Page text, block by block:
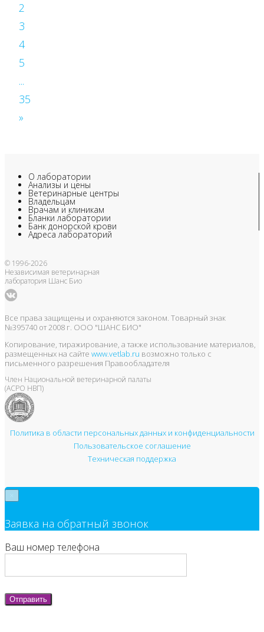
2
3
4
5
...
35
»
О лаборатории
Анализы и цены
Ветеринарные центры
Владельцам
Врачам и клиникам
Бланки лаборатории
Банк донорской крови
Адреса лабораторий
© 1996-2026
Независимая ветеринарная
лаборатория Шанс Био
Все права защищены и охраняются законом. Товарный знак
№395740 от 2008 г. ООО "ШАНС БИО"
Копирование, тиражирование, а также использование материалов,
размещенных на сайте www.vetlab.ru возможно только с
письменного разрешения Правообладателя
Член Национальной ветеринарной палаты
(АСРО НВП)
Политика в области персональных данных и конфиденциальности
Пользовательское соглашение
Техническая поддержка
Заявка на обратный звонок
Ваш номер телефона
Отправить